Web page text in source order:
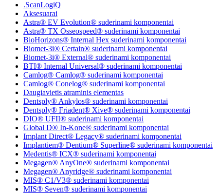
.ScanLogiQ
Aksesuarai
Astra® EV Evolution® suderinami komponentai
Astra® TX Osseospeed® suderinami komponentai
BioHorizons® Internal Hex suderinami komponentai
Biomet-3i® Certain® suderinami komponentai
Biomet-3i® External® suderinami komponentai
BTI® Internal Universal® suderinami komponentai
Camlog® Camlog® suderinami komponentai
Camlog® Conelog® suderinami komponentai
Daugiavietis atraminis elementas
Dentsply® Ankylos® suderinami komponentai
Dentsply® Friadent® Xive® suderinami komponentai
DIO® UFII® suderinami komponentai
Global D® In-Kone® suderinami komponentai
Implant Direct® Legacy® suderinami komponentai
Implantiem® Dentium® Superline® suderinami komponentai
Medentis® ICX® suderinami komponentai
Megagen® AnyOne® suderinami komponentai
Megagen® Anyridge® suderinami komponentai
MIS® C1/V3® suderinami komponentai
MIS® Seven® suderinami komponentai